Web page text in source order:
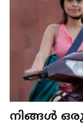
നിങ്ങൾ